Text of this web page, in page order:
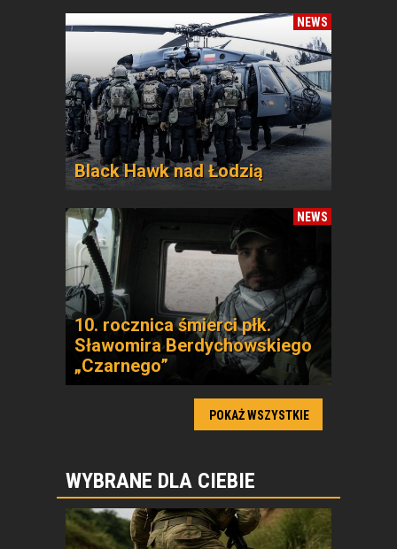
NEWS
Black Hawk nad Łodzią
NEWS
10. rocznica śmierci płk.
Sławomira Berdychowskiego
„Czarnego”
POKAŻ WSZYSTKIE
WYBRANE DLA CIEBIE